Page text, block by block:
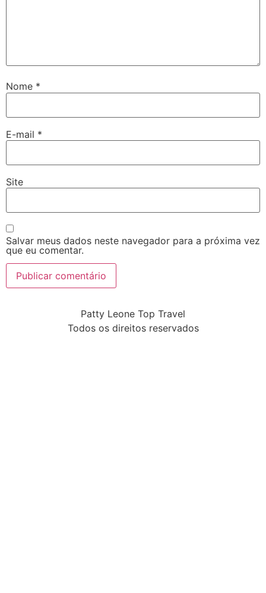
Nome *
E-mail *
Site
Salvar meus dados neste navegador para a próxima vez
que eu comentar.
Patty Leone Top Travel
Todos os direitos reservados